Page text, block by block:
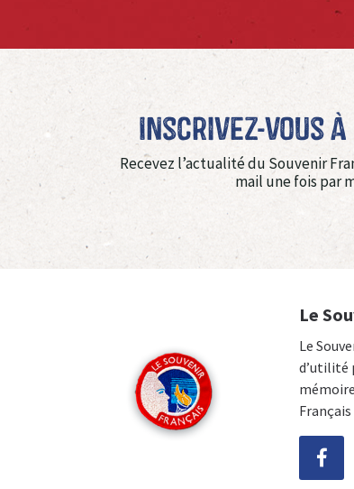
Inscrivez-vous
Recevez l’actualité du Souvenir
mail une fois par
Le
Le
d’utilité